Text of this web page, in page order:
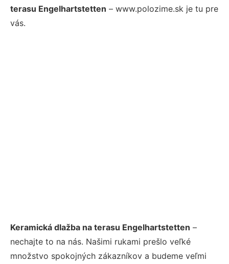
terasu Engelhartstetten – www.polozime.sk je tu pre
vás.
Keramická dlažba na terasu Engelhartstetten –
nechajte to na nás. Našimi rukami prešlo veľké
množstvo spokojných zákazníkov a budeme veľmi